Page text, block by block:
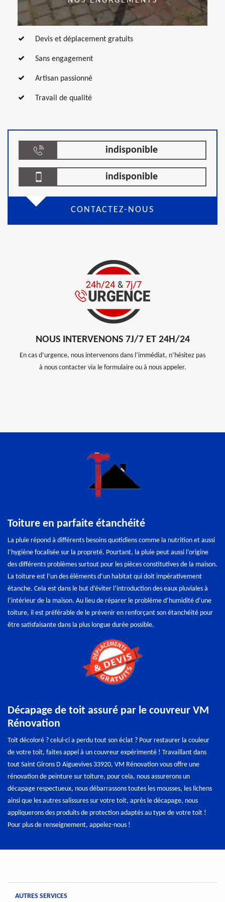
Devis et déplacement gratuits
Sans engagement
Artisan passionné
Travail de qualité
indisponible
indisponible
CONTACTEZ-NOUS
NOUS INTERVENONS 7J/7 ET 24H/24
En cas d’urgence, nous intervenons dans l’immédiat, n’hésitez pas
à nous contacter via le formulaire ou à nous appeler.
Toiture en parfaite étanchéité
La pluie répond à différents besoins quotidiens comme la nutrition et aussi
l’hygiène focalisée sur la propreté. Pourtant, la pluie peut aussi l’origine
des différents problèmes surtout pour les pièces constitutives de la maison.
La toiture est l’un des éléments d’un habitat qui doit impérativement
étanche. Cela est dans le but d’éviter l’introduction des eaux pluviales à
l’intérieur de la maison. Au lieu de réparer le problème d’humidité d’une
toiture, il est préférable de le prévenir en renforçant son étanchéité pour
être satisfaisante dans la plus longue durée possible.
Décapage de toit assuré par le couvreur VM
Rénovation
Toit décoloré ? celui-ci a perdu tout son éclat ? Pour restaurer la couleur
de votre toit, faites appel à un couvreur expérimenté ! Travaillant dans
tout Saint Girons D Aiguevives 33920, VM Rénovation vous offre une
rénovation de peinture sur toiture, pour cela, nous assurerons un
décapage respectueux, nous débarrassons toutes les mousses, les lichens
ainsi que les autres salissures sur votre toit, après le décapage, nous
appliquerons des produits de protection adaptés au type de votre toit !
Pour plus de renseignement, appelez-nous !
AUTRES SERVICES